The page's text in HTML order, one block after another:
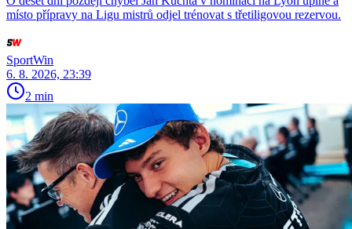
místo přípravy na Ligu mistrů odjel trénovat s třetiligovou rezervou.
SportWin
6. 8. 2026, 23:39
2 min